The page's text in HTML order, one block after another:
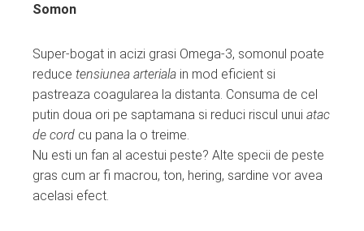
Somon
Super-bogat in acizi grasi Omega-3, somonul poate
reduce tensiunea arteriala in mod eficient si
pastreaza coagularea la distanta. Consuma de cel
putin doua ori pe saptamana si reduci riscul unui atac
de cord cu pana la o treime.
Nu esti un fan al acestui peste? Alte specii de peste
gras cum ar fi macrou, ton, hering, sardine vor avea
acelasi efect.